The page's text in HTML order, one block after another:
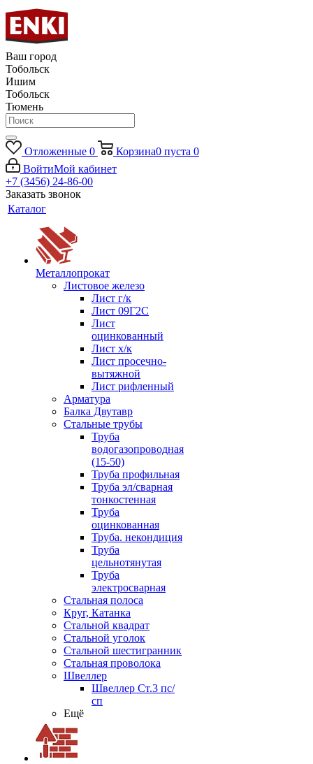
Ваш город
Тобольск
Ишим
Тобольск
Тюмень
Отложенные 0 Корзина0 пуста 0
ВойтиМой кабинет
+7 (3456) 24-86-00
Заказать звонок
Каталог
Металлопрокат
Листовое железо
Лист г/к
Лист 09Г2С
Лист
оцинкованный
Лист х/к
Лист просечно-
вытяжной
Лист рифленный
Арматура
Балка Двутавр
Стальные трубы
Труба
водогазопроводная
(15-50)
Труба профильная
Труба эл/сварная
тонкостенная
Труба
оцинкованная
Труба. некондиция
Труба
цельнотянутая
Труба
электросварная
Стальная полоса
Круг, Катанка
Стальной квадрат
Стальной уголок
Стальной шестигранник
Стальная проволока
Швеллер
Швеллер Ст.3 пс/
сп
Ещё